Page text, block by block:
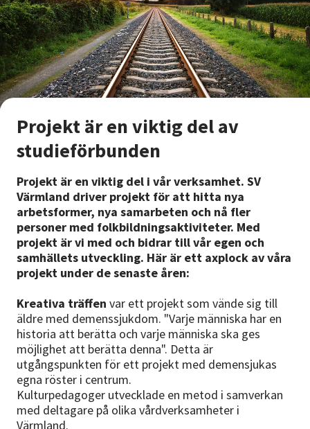
Projekt är en viktig del av
studieförbunden
Projekt är en viktig del i vår verksamhet. SV
Värmland driver projekt för att hitta nya
arbetsformer, nya samarbeten och nå fler
personer med folkbildningsaktiviteter. Med
projekt är vi med och bidrar till vår egen och
samhällets utveckling. Här är ett axplock av våra
projekt under de senaste åren:
Kreativa träffen var ett projekt som vände sig till
äldre med demenssjukdom. "Varje människa har en
historia att berätta och varje människa ska ges
möjlighet att berätta denna". Detta är
utgångspunkten för ett projekt med demensjukas
egna röster i centrum.
Kulturpedagoger utvecklade en metod i samverkan
med deltagare på olika vårdverksamheter i
Värmland.